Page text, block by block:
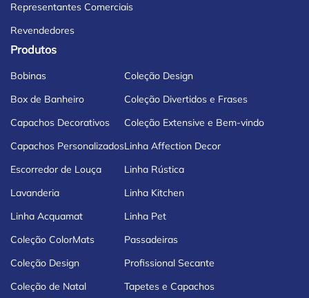
Representantes Comerciais
Revendedores
Produtos
Bobinas
Box de Banheiro
Capachos Decorativos
Capachos Personalizados
Escorredor de Louça
Lavanderia
Linha Acquamat
Coleção ColorMats
Coleção Design
Coleção de Natal
Coleção Design
Coleção Divertidos e Frases
Coleção Extensive e Bem-vindo
Linha Affection Decor
Linha Rústica
Linha Kitchen
Linha Pet
Passadeiras
Profissional Secante
Tapetes e Capachos